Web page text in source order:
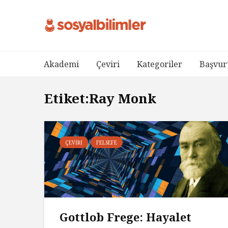
Akademi Çeviri Kategoriler
Etiket:Ray Monk
ÇEVIRI FELSEFE
Gottlob Frege: Hayalet